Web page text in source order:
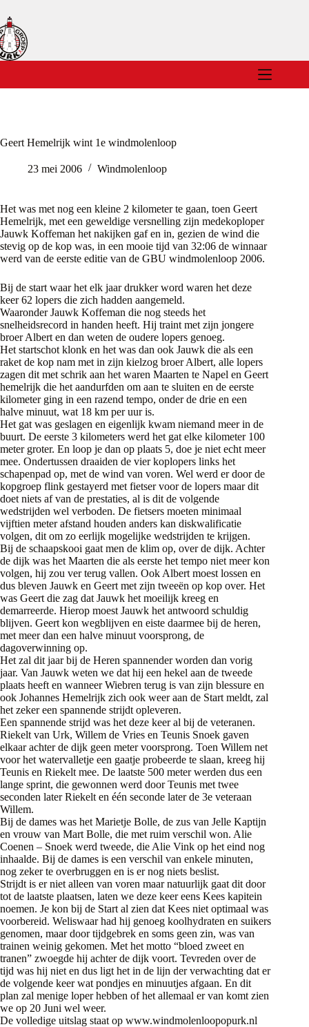
naar
de
inhoud
Geert Hemelrijk wint 1e windmolenloop
23 mei 2006 Windmolenloop
Het was met nog een kleine 2 kilometer te gaan, toen Geert
Hemelrijk, met een geweldige versnelling zijn medekoploper
Jauwk Koffeman het nakijken gaf en in, gezien de wind die
stevig op de kop was, in een mooie tijd van 32:06 de winnaar
werd van de eerste editie van de GBU windmolenloop 2006.
Bij de start waar het elk jaar drukker word waren het deze
keer 62 lopers die zich hadden aangemeld.
Waaronder Jauwk Koffeman die nog steeds het
snelheidsrecord in handen heeft. Hij traint met zijn jongere
broer Albert en dan weten de oudere lopers genoeg.
Het startschot klonk en het was dan ook Jauwk die als een
raket de kop nam met in zijn kielzog broer Albert, alle lopers
zagen dit met schrik aan het waren Maarten te Napel en Geert
hemelrijk die het aandurfden om aan te sluiten en de eerste
kilometer ging in een razend tempo, onder de drie en een
halve minuut, wat 18 km per uur is.
Het gat was geslagen en eigenlijk kwam niemand meer in de
buurt. De eerste 3 kilometers werd het gat elke kilometer 100
meter groter. En loop je dan op plaats 5, doe je niet echt meer
mee. Ondertussen draaiden de vier koplopers links het
schapenpad op, met de wind van voren. Wel werd er door de
kopgroep flink gestayerd met fietser voor de lopers maar dit
doet niets af van de prestaties, al is dit de volgende
wedstrijden wel verboden. De fietsers moeten minimaal
vijftien meter afstand houden anders kan diskwalificatie
volgen, dit om zo eerlijk mogelijke wedstrijden te krijgen.
Bij de schaapskooi gaat men de klim op, over de dijk. Achter
de dijk was het Maarten die als eerste het tempo niet meer kon
volgen, hij zou ver terug vallen. Ook Albert moest lossen en
dus bleven Jauwk en Geert met zijn tweeën op kop over. Het
was Geert die zag dat Jauwk het moeilijk kreeg en
demarreerde. Hierop moest Jauwk het antwoord schuldig
blijven. Geert kon wegblijven en eiste daarmee bij de heren,
met meer dan een halve minuut voorsprong, de
dagoverwinning op.
Het zal dit jaar bij de Heren spannender worden dan vorig
jaar. Van Jauwk weten we dat hij een hekel aan de tweede
plaats heeft en wanneer Wiebren terug is van zijn blessure en
ook Johannes Hemelrijk zich ook weer aan de Start meldt, zal
het zeker een spannende strijdt opleveren.
Een spannende strijd was het deze keer al bij de veteranen.
Riekelt van Urk, Willem de Vries en Teunis Snoek gaven
elkaar achter de dijk geen meter voorsprong. Toen Willem net
voor het watervalletje een gaatje probeerde te slaan, kreeg hij
Teunis en Riekelt mee. De laatste 500 meter werden dus een
lange sprint, die gewonnen werd door Teunis met twee
seconden later Riekelt en één seconde later de 3e veteraan
Willem.
Bij de dames was het Marietje Bolle, de zus van Jelle Kaptijn
en vrouw van Mart Bolle, die met ruim verschil won. Alie
Coenen – Snoek werd tweede, die Alie Vink op het eind nog
inhaalde. Bij de dames is een verschil van enkele minuten,
nog zeker te overbruggen en is er nog niets beslist.
Strijdt is er niet alleen van voren maar natuurlijk gaat dit door
tot de laatste plaatsen, laten we deze keer eens Kees kapitein
noemen. Je kon bij de Start al zien dat Kees niet optimaal was
voorbereid. Weliswaar had hij genoeg koolhydraten en suikers
genomen, maar door tijdgebrek en soms geen zin, was van
trainen weinig gekomen. Met het motto “bloed zweet en
tranen” zwoegde hij achter de dijk voort. Tevreden over de
tijd was hij niet en dus ligt het in de lijn der verwachting dat er
de volgende keer wat pondjes en minuutjes afgaan. En dit
plan zal menige loper hebben of het allemaal er van komt zien
we op 20 Juni wel weer.
De volledige uitslag staat op www.windmolenloopopurk.nl